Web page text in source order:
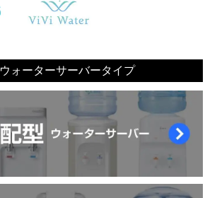
ウォーターサーバータイプ